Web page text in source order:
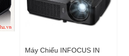
Máy Chiếu INFOCUS IN